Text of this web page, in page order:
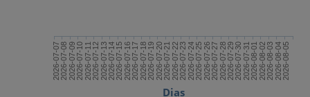
Dias
2026-07-072026-07-082026-07-092026-07-102026-07-112026-07-122026-07-132026-07-142026-07-152026-07-162026-07-172026-07-182026-07-192026-07-202026-07-212026-07-222026-07-232026-07-242026-07-252026-07-262026-07-272026-07-282026-07-292026-07-302026-07-312026-08-012026-08-022026-08-032026-08-042026-08-05